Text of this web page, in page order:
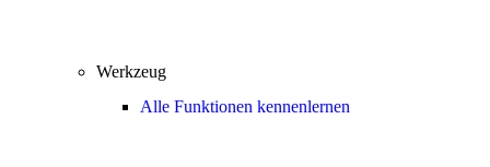
Werkzeug
Alle Funktionen kennenlernen